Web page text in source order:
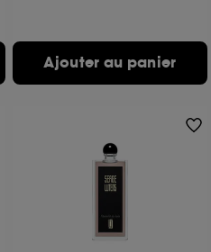
Ajouter au panier